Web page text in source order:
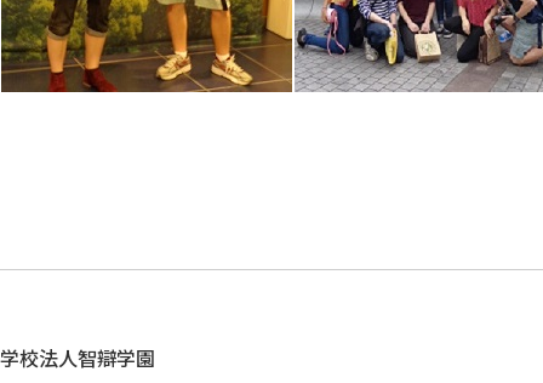
学校法人智辯学園